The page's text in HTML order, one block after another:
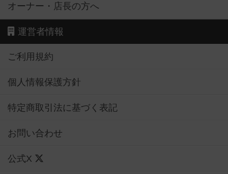
オーナー・店長の方へ
運営者情報
ご利用規約
個人情報保護方針
特定商取引法に基づく表記
お問い合わせ
公式X